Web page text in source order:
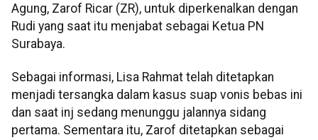
Agung, Zarof Ricar (ZR), untuk diperkenalkan dengan
Rudi yang saat itu menjabat sebagai Ketua PN
Surabaya.
Sebagai informasi, Lisa Rahmat telah ditetapkan
menjadi tersangka dalam kasus suap vonis bebas ini
dan saat inj sedang menunggu jalannya sidang
pertama. Sementara itu, Zarof ditetapkan sebagai